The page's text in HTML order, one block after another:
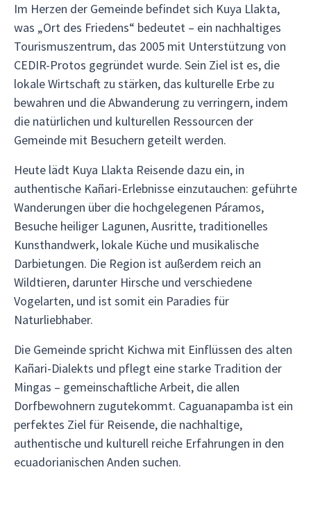
Im Herzen der Gemeinde befindet sich Kuya Llakta,
was „Ort des Friedens“ bedeutet – ein nachhaltiges
Tourismuszentrum, das 2005 mit Unterstützung von
CEDIR-Protos gegründet wurde. Sein Ziel ist es, die
lokale Wirtschaft zu stärken, das kulturelle Erbe zu
bewahren und die Abwanderung zu verringern, indem
die natürlichen und kulturellen Ressourcen der
Gemeinde mit Besuchern geteilt werden.
Heute lädt Kuya Llakta Reisende dazu ein, in
authentische Kañari-Erlebnisse einzutauchen: geführte
Wanderungen über die hochgelegenen Páramos,
Besuche heiliger Lagunen, Ausritte, traditionelles
Kunsthandwerk, lokale Küche und musikalische
Darbietungen. Die Region ist außerdem reich an
Wildtieren, darunter Hirsche und verschiedene
Vogelarten, und ist somit ein Paradies für
Naturliebhaber.
Die Gemeinde spricht Kichwa mit Einflüssen des alten
Kañari-Dialekts und pflegt eine starke Tradition der
Mingas – gemeinschaftliche Arbeit, die allen
Dorfbewohnern zugutekommt. Caguanapamba ist ein
perfektes Ziel für Reisende, die nachhaltige,
authentische und kulturell reiche Erfahrungen in den
ecuadorianischen Anden suchen.